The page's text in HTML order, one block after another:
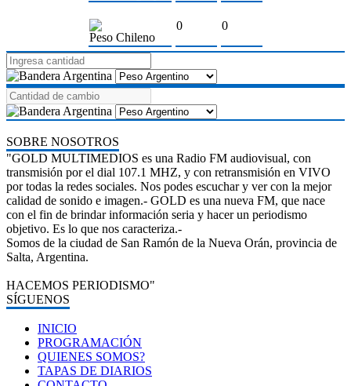
Peso Chileno
0 0
SOBRE NOSOTROS
"GOLD MULTIMEDIOS es una Radio FM audiovisual, con
transmisión por el dial 107.1 MHZ, y con retransmisión en VIVO
por todas la redes sociales. Nos podes escuchar y ver con la mejor
calidad de sonido e imagen.- GOLD es una nueva FM, que nace
con el fin de brindar información seria y hacer un periodismo
objetivo. Es lo que nos caracteriza.-
Somos de la ciudad de San Ramón de la Nueva Orán, provincia de
Salta, Argentina.
HACEMOS PERIODISMO"
SÍGUENOS
INICIO
PROGRAMACIÓN
QUIENES SOMOS?
TAPAS DE DIARIOS